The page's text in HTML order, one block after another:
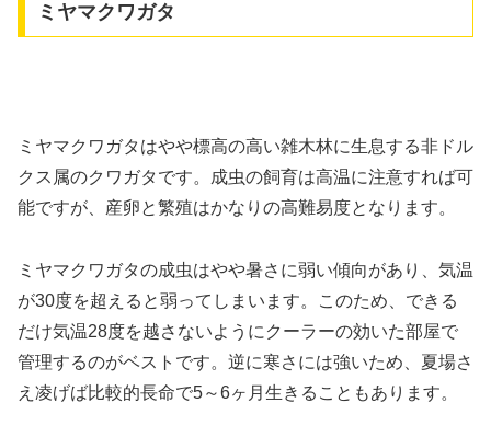
ミヤマクワガタ
ミヤマクワガタはやや標高の高い雑木林に生息する非ドル
クス属のクワガタです。成虫の飼育は高温に注意すれば可
能ですが、産卵と繁殖はかなりの高難易度となります。
ミヤマクワガタの成虫はやや暑さに弱い傾向があり、気温
が30度を超えると弱ってしまいます。このため、できる
だけ気温28度を越さないようにクーラーの効いた部屋で
管理するのがベストです。逆に寒さには強いため、夏場さ
え凌げば比較的長命で5～6ヶ月生きることもあります。